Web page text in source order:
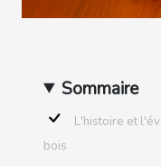
Sommaire
L'histoire et
bois